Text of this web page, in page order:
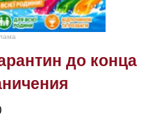
до конца